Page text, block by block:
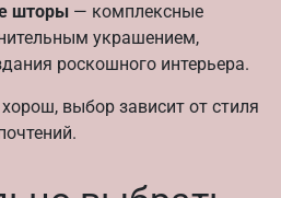
шторы — комплексные
украшением,
роскошного интерьера.
выбор зависит от стиля